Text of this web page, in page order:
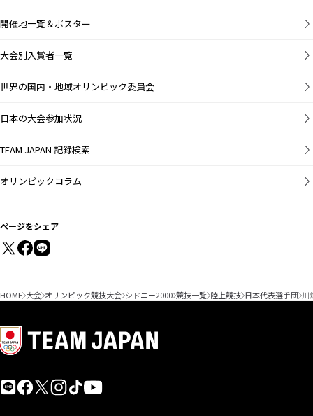
開催地一覧＆ポスター
大会別入賞者一覧
世界の国内・地域オリンピック委員会
日本の大会参加状況
TEAM JAPAN 記録検索
オリンピックコラム
ページをシェア
HOME 大会 オリンピック競技大会 シドニー2000 競技一覧 陸上競技 日本代表選手団 川